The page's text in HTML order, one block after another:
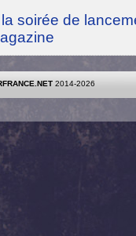
soirée de
2014-2026